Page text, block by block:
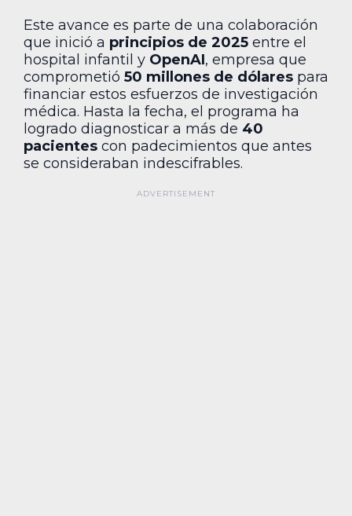
Este avance es parte de una colaboración
que inició a principios de 2025 entre el
hospital infantil y OpenAI, empresa que
comprometió 50 millones de dólares para
financiar estos esfuerzos de investigación
médica. Hasta la fecha, el programa ha
logrado diagnosticar a más de 40
pacientes con padecimientos que antes
se consideraban indescifrables.